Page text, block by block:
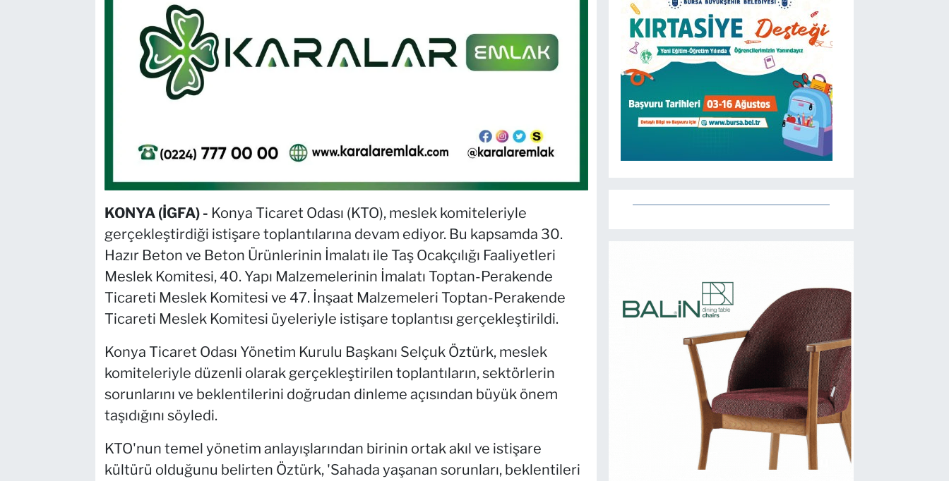
KONYA (İGFA) - Konya Ticaret Odası (KTO), meslek komiteleriyle
gerçekleştirdiği istişare toplantılarına devam ediyor. Bu kapsamda 30.
Hazır Beton ve Beton Ürünlerinin İmalatı ile Taş Ocakçılığı Faaliyetleri
Meslek Komitesi, 40. Yapı Malzemelerinin İmalatı Toptan-Perakende
Ticareti Meslek Komitesi ve 47. İnşaat Malzemeleri Toptan-Perakende
Ticareti Meslek Komitesi üyeleriyle istişare toplantısı gerçekleştirildi.
Konya Ticaret Odası Yönetim Kurulu Başkanı Selçuk Öztürk, meslek
komiteleriyle düzenli olarak gerçekleştirilen toplantıların, sektörlerin
sorunlarını ve beklentilerini doğrudan dinleme açısından büyük önem
taşıdığını söyledi.
KTO'nun temel yönetim anlayışlarından birinin ortak akıl ve istişare
kültürü olduğunu belirten Öztürk, 'Sahada yaşanan sorunları, beklentileri